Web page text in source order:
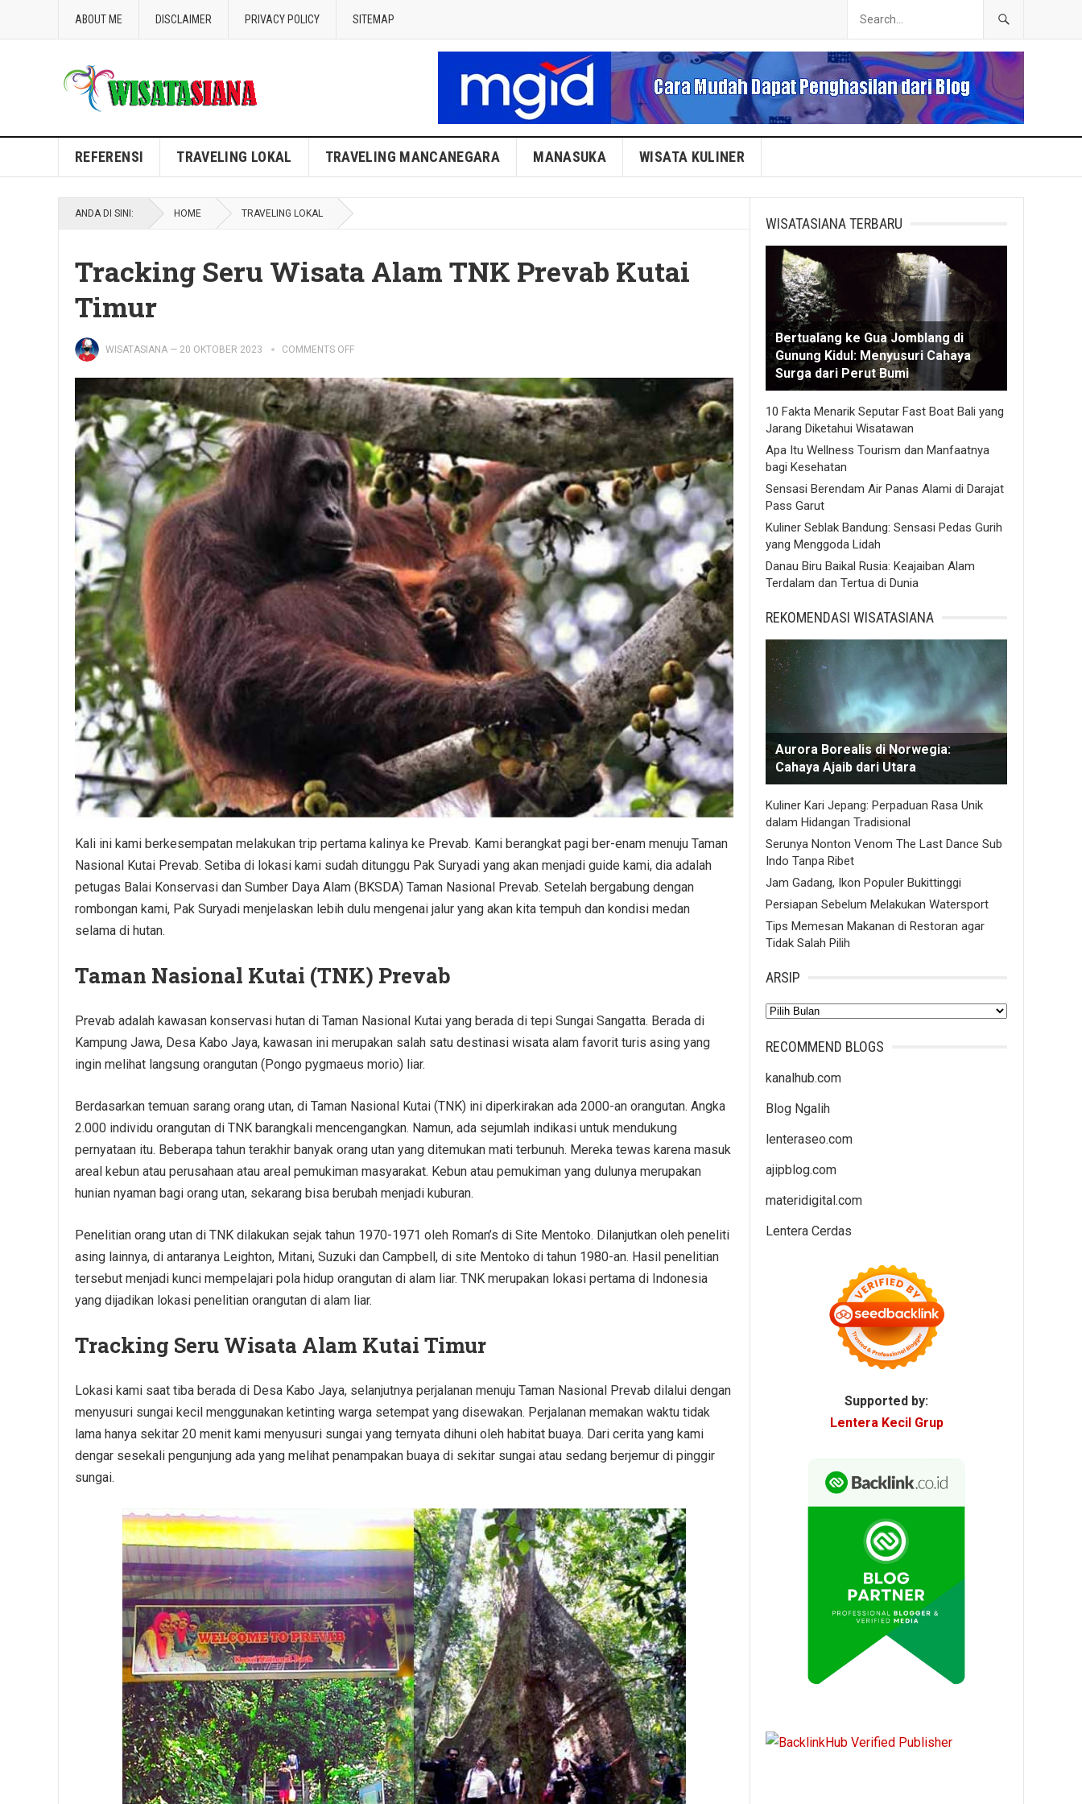
ABOUT ME DISCLAIMER PRIVACY POLICY SITEMAP
Blog WisataSiana
REFERENSI TRAVELING LOKAL TRAVELING MANCANEGARA MANASUKA WISATA KULINER
ANDA DI SINI: HOME TRAVELING LOKAL
Tracking Seru Wisata Alam TNK Prevab Kutai
Timur
WISATASIANA — 20 OKTOBER 2023 COMMENTS OFF
Kali ini kami berkesempatan melakukan trip pertama kalinya ke Prevab. Kami berangkat pagi ber-enam menuju Taman
Nasional Kutai Prevab. Setiba di lokasi kami sudah ditunggu Pak Suryadi yang akan menjadi guide kami, dia adalah
petugas Balai Konservasi dan Sumber Daya Alam (BKSDA) Taman Nasional Prevab. Setelah bergabung dengan
rombongan kami, Pak Suryadi menjelaskan lebih dulu mengenai jalur yang akan kita tempuh dan kondisi medan
selama di hutan.
Taman Nasional Kutai (TNK) Prevab
Prevab adalah kawasan konservasi hutan di Taman Nasional Kutai yang berada di tepi Sungai Sangatta. Berada di
Kampung Jawa, Desa Kabo Jaya, kawasan ini merupakan salah satu destinasi wisata alam favorit turis asing yang
ingin melihat langsung orangutan (Pongo pygmaeus morio) liar.
Berdasarkan temuan sarang orang utan, di Taman Nasional Kutai (TNK) ini diperkirakan ada 2000-an orangutan. Angka
2.000 individu orangutan di TNK barangkali mencengangkan. Namun, ada sejumlah indikasi untuk mendukung
pernyataan itu. Beberapa tahun terakhir banyak orang utan yang ditemukan mati terbunuh. Mereka tewas karena masuk
areal kebun atau perusahaan atau areal pemukiman masyarakat. Kebun atau pemukiman yang dulunya merupakan
hunian nyaman bagi orang utan, sekarang bisa berubah menjadi kuburan.
Penelitian orang utan di TNK dilakukan sejak tahun 1970-1971 oleh Roman’s di Site Mentoko. Dilanjutkan oleh peneliti
asing lainnya, di antaranya Leighton, Mitani, Suzuki dan Campbell, di site Mentoko di tahun 1980-an. Hasil penelitian
tersebut menjadi kunci mempelajari pola hidup orangutan di alam liar. TNK merupakan lokasi pertama di Indonesia
yang dijadikan lokasi penelitian orangutan di alam liar.
Tracking Seru Wisata Alam Kutai Timur
Lokasi kami saat tiba berada di Desa Kabo Jaya, selanjutnya perjalanan menuju Taman Nasional Prevab dilalui dengan
menyusuri sungai kecil menggunakan ketinting warga setempat yang disewakan. Perjalanan memakan waktu tidak
lama hanya sekitar 20 menit kami menyusuri sungai yang ternyata dihuni oleh habitat buaya. Dari cerita yang kami
dengar sesekali pengunjung ada yang melihat penampakan buaya di sekitar sungai atau sedang berjemur di pinggir
sungai.
WISATASIANA TERBARU
Bertualang ke Gua Jomblang di
Gunung Kidul: Menyusuri Cahaya
Surga dari Perut Bumi
10 Fakta Menarik Seputar Fast Boat Bali yang
Jarang Diketahui Wisatawan
Apa Itu Wellness Tourism dan Manfaatnya
bagi Kesehatan
Sensasi Berendam Air Panas Alami di Darajat
Pass Garut
Kuliner Seblak Bandung: Sensasi Pedas Gurih
yang Menggoda Lidah
Danau Biru Baikal Rusia: Keajaiban Alam
Terdalam dan Tertua di Dunia
REKOMENDASI WISATASIANA
Aurora Borealis di Norwegia:
Cahaya Ajaib dari Utara
Kuliner Kari Jepang: Perpaduan Rasa Unik
dalam Hidangan Tradisional
Serunya Nonton Venom The Last Dance Sub
Indo Tanpa Ribet
Jam Gadang, Ikon Populer Bukittinggi
Persiapan Sebelum Melakukan Watersport
Tips Memesan Makanan di Restoran agar
Tidak Salah Pilih
ARSIP
Arsip
RECOMMEND BLOGS
kanalhub.com
Blog Ngalih
lenteraseo.com
ajipblog.com
materidigital.com
Lentera Cerdas
Supported by:
Lentera Kecil Grup